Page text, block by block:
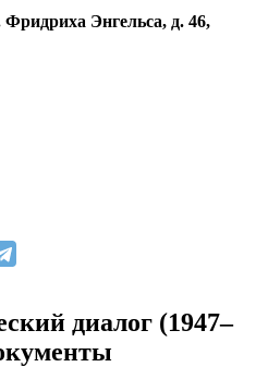
Фридриха Энгельса, д. 46,
диалог (1947–